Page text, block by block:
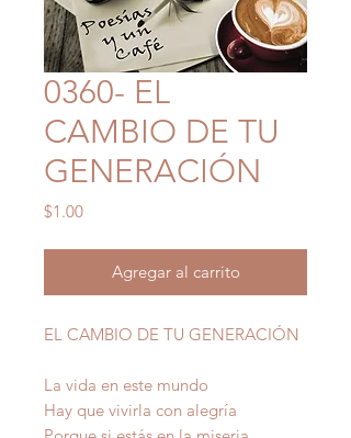
0360- EL
CAMBIO DE TU
GENERACIÓN
$1.00Precio
Agregar al carrito
EL CAMBIO DE TU GENERACIÓN
La vida en este mundo
Hay que vivirla con alegría